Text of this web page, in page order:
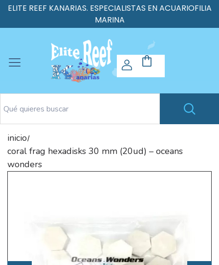
ELITE REEF KANARIAS. ESPECIALISTAS EN ACUARIOFILIA
MARINA
inicio/
coral frag hexadisks 30 mm (20ud) – oceans
wonders